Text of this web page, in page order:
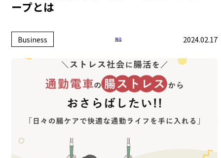
ープとは
Business 知る 2024.02.17